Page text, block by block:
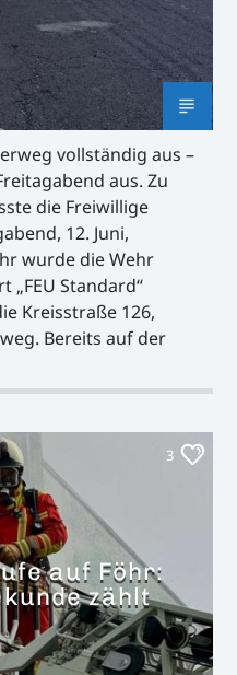
vollständig aus –
aus. Zu
die Freiwillige
12. Juni,
wurde die Wehr
„FEU Standard“
Kreisstraße 126,
Bereits auf der
3
auf Föhr:
zählt